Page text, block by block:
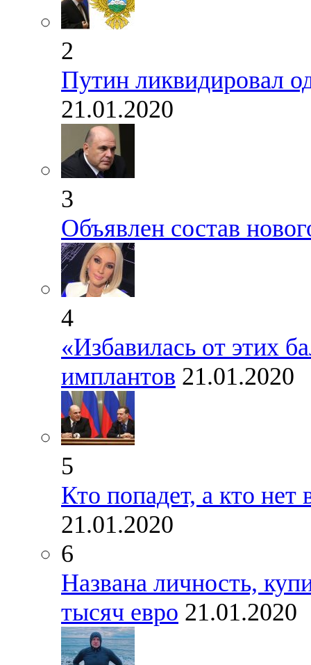
2
Путин ликвидировал
21.01.2020
3
Объявлен состав
4
«Избавилась от этих
имплантов 21.01.2020
5
Кто попадет, а кто
21.01.2020
6
Названа личность,
тысяч евро 21.01.2020